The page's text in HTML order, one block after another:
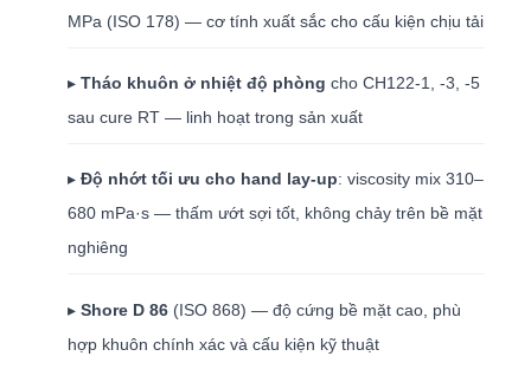
MPa (ISO 178) — cơ tính xuất sắc cho cấu kiện chịu tải
▸Tháo khuôn ở nhiệt độ phòng cho CH122-1, -3, -5
sau cure RT — linh hoạt trong sản xuất
▸Độ nhớt tối ưu cho hand lay-up: viscosity mix 310–
680 mPa·s — thấm ướt sợi tốt, không chảy trên bề mặt
nghiêng
▸Shore D 86 (ISO 868) — độ cứng bề mặt cao, phù
hợp khuôn chính xác và cấu kiện kỹ thuật